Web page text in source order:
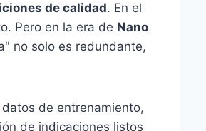
de calidad. En el
Pero en la era de Nano
no solo es redundante,
de entrenamiento,
de indicaciones listos